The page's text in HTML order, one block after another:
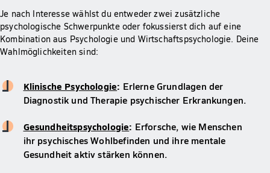
Je nach Interesse wählst du entweder zwei zusätzliche
psychologische Schwerpunkte oder fokussierst dich auf eine
Kombination aus Psychologie und Wirtschaftspsychologie. Deine
Wahlmöglichkeiten sind:
Klinische Psychologie: Erlerne Grundlagen der
Diagnostik und Therapie psychischer Erkrankungen.
Gesundheitspsychologie: Erforsche, wie Menschen
ihr psychisches Wohlbefinden und ihre mentale
Gesundheit aktiv stärken können.